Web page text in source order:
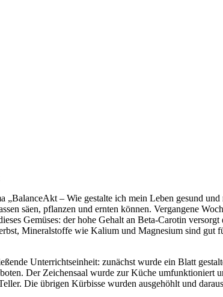
– Wie gestalte ich mein Leben gesund und
säen, pflanzen und ernten können. Vergangene
Gemüses: der hohe Gehalt an Beta-Carotin
Mineralstoffe wie Kalium und Magnesium sind
Unterrichtseinheit: zunächst wurde ein Blatt
Der Zeichensaal wurde zur Küche umfunktioniert
Die übrigen Kürbisse wurden ausgehöhlt und